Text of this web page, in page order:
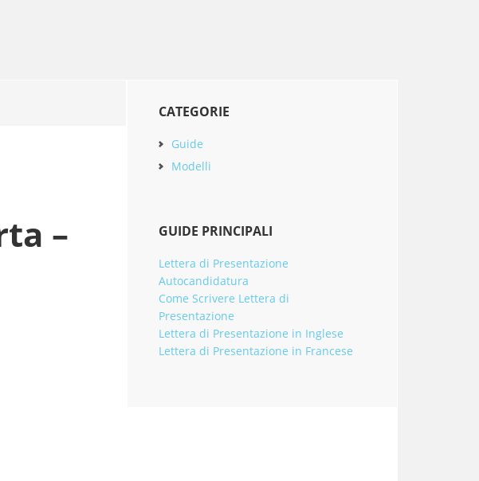
–
Primary
Sidebar
CATEGORIE
Guide
Modelli
GUIDE PRINCIPALI
Lettera di Presentazione
Autocandidatura
Come Scrivere Lettera di
Presentazione
Lettera di Presentazione in Inglese
Lettera di Presentazione in Francese